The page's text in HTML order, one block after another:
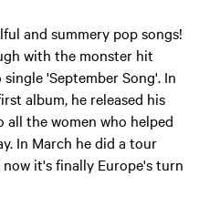
and summery pop songs!
with the monster hit
'September Song'. In
album, he released his
all the women who helped
In March he did a tour
it's finally Europe's turn